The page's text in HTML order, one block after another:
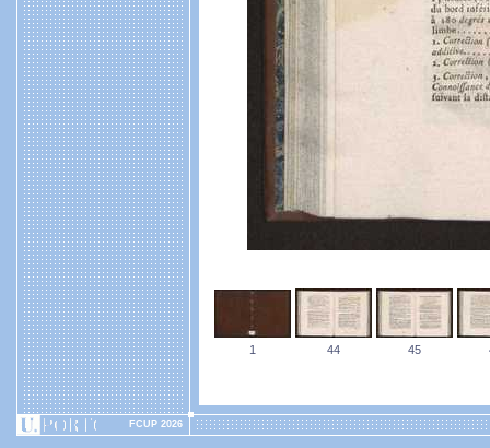
1 44 45
FCUP 2026